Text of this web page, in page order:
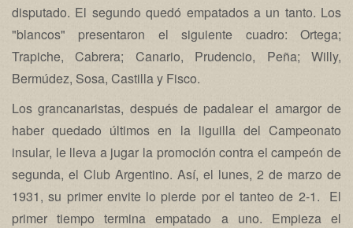
disputado. El segundo quedó empatados a un tanto. Los
"blancos" presentaron el siguiente cuadro: Ortega;
Trapiche, Cabrera; Canario, Prudencio, Peña; Willy,
Bermúdez, Sosa, Castilla y Fisco.
Los grancanaristas, después de padalear el amargor de
haber quedado últimos en la liguilla del Campeonato
insular, le lleva a jugar la promoción contra el campeón de
segunda, el Club Argentino. Así, el lunes, 2 de marzo de
1931, su primer envite lo pierde por el tanteo de 2-1. El
primer tiempo termina empatado a uno. Empieza el